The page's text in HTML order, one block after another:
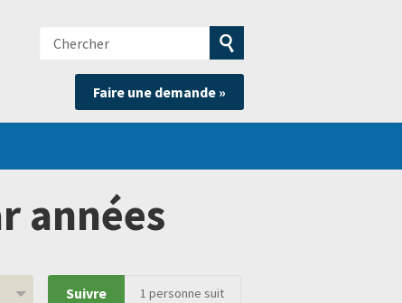
Chercher
Soumettre
la
recherche
Faire une demande »
années
Suivre 1 personne suit